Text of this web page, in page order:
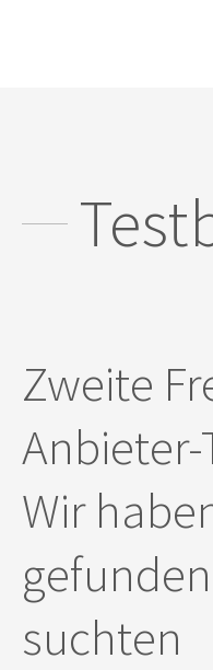
Zweite
Wir
suchten